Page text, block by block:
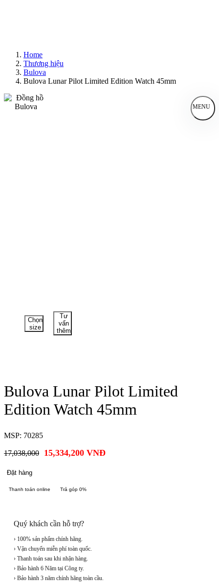
Home
Thương hiệu
Bulova
Bulova Lunar Pilot Limited Edition Watch 45mm
MENU
Chọn
size
Tư
vấn
thêm
Bulova Lunar Pilot Limited
Edition Watch 45mm
MSP: 70285
17,038,000 15,334,200 VNĐ
Đặt hàng
Thanh toán online Trả góp 0%
Quý khách cần hỗ trợ?
› 100% sản phẩm chính hãng.
› Vận chuyển miễn phí toàn quốc.
› Thanh toán sau khi nhận hàng.
› Bảo hành 6 Năm tại Công ty.
› Bảo hành 3 năm chính hãng toàn cầu.